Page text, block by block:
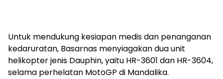
Untuk mendukung kesiapan medis dan penanganan
kedaruratan, Basarnas menyiagakan dua unit
helikopter jenis Dauphin, yaitu HR-3601 dan HR-3604,
selama perhelatan MotoGP di Mandalika.